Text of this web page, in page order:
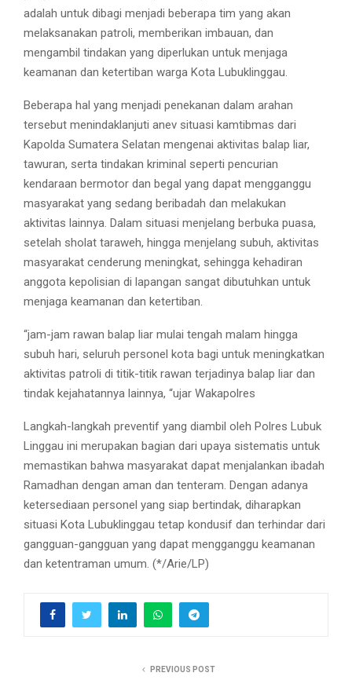
adalah untuk dibagi menjadi beberapa tim yang akan
melaksanakan patroli, memberikan imbauan, dan
mengambil tindakan yang diperlukan untuk menjaga
keamanan dan ketertiban warga Kota Lubuklinggau.
Beberapa hal yang menjadi penekanan dalam arahan
tersebut menindaklanjuti anev situasi kamtibmas dari
Kapolda Sumatera Selatan mengenai aktivitas balap liar,
tawuran, serta tindakan kriminal seperti pencurian
kendaraan bermotor dan begal yang dapat mengganggu
masyarakat yang sedang beribadah dan melakukan
aktivitas lainnya. Dalam situasi menjelang berbuka puasa,
setelah sholat taraweh, hingga menjelang subuh, aktivitas
masyarakat cenderung meningkat, sehingga kehadiran
anggota kepolisian di lapangan sangat dibutuhkan untuk
menjaga keamanan dan ketertiban.
“jam-jam rawan balap liar mulai tengah malam hingga
subuh hari, seluruh personel kota bagi untuk meningkatkan
aktivitas patroli di titik-titik rawan terjadinya balap liar dan
tindak kejahatannya lainnya, “ujar Wakapolres
Langkah-langkah preventif yang diambil oleh Polres Lubuk
Linggau ini merupakan bagian dari upaya sistematis untuk
memastikan bahwa masyarakat dapat menjalankan ibadah
Ramadhan dengan aman dan tenteram. Dengan adanya
ketersediaan personel yang siap bertindak, diharapkan
situasi Kota Lubuklinggau tetap kondusif dan terhindar dari
gangguan-gangguan yang dapat mengganggu keamanan
dan ketentraman umum. (*/Arie/LP)
PREVIOUS POST